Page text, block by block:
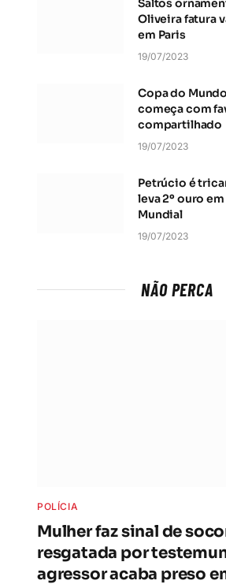
Saltos
Oliveira fatura
em Paris
19/07/2023
Copa do
começa com
compartilhado
19/07/2023
Petrúcio é
leva 2º ouro
Mundial
19/07/2023
NÃO PERCA
POLÍCIA
Mulher faz sinal de
resgatada por
agressor acaba preso